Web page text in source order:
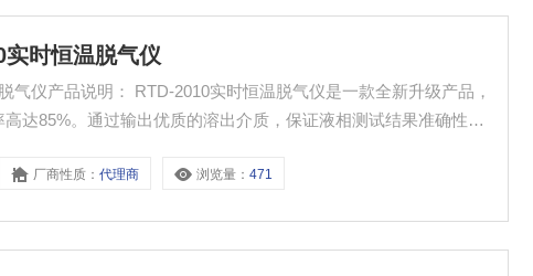
时恒温脱气仪
气仪产品说明： RTD-2010实时恒温脱气仪是一款全新升级产品，
达85%。通过输出优质的溶出介质，保证液相测试结果准确性，
厂商性质：代理商 浏览量：471